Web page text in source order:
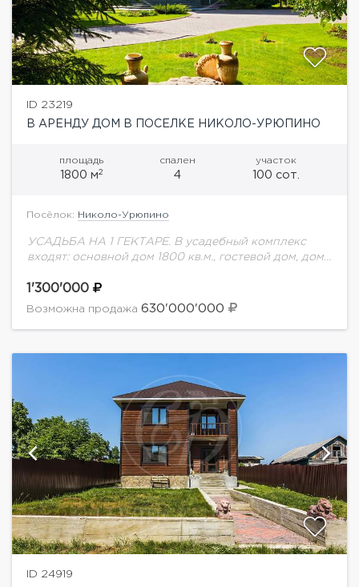
ID 23219
В АРЕНДУ ДОМ В ПОСЕЛКЕ НИКОЛО-УРЮПИНО
площадь
1800 м2
спален
4
участок
100 сот.
Посёлок: Николо-Урюпино
УСАДЬБА НА 1 ГЕКТАРЕ. В усадебный комплекс
входят: основной дом 1800 кв.м., гостевой дом, дом
основного дома: 1 этаж: холл,...
1'300'000
Возможна продажа 630'000'000
ID 24919